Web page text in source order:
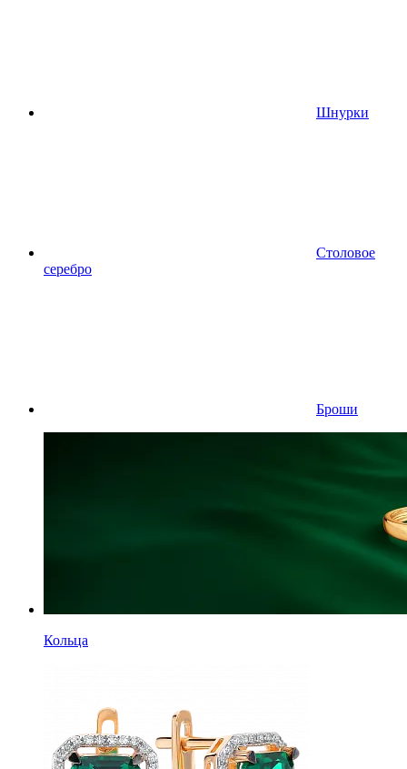
Шнурки
Столовое
серебро
Броши
Кольца